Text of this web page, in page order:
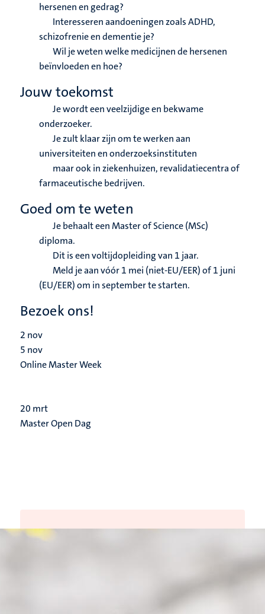
hersenen en gedrag?
Interesseren aandoeningen zoals ADHD,
schizofrenie en dementie je?
Wil je weten welke medicijnen de hersenen
beïnvloeden en hoe?
Jouw toekomst
Je wordt een veelzijdige en bekwame
onderzoeker.
Je zult klaar zijn om te werken aan
universiteiten en onderzoeksinstituten
maar ook in ziekenhuizen, revalidatiecentra of
farmaceutische bedrijven.
Goed om te weten
Je behaalt een Master of Science (MSc)
diploma.
Dit is een voltijdopleiding van 1 jaar.
Meld je aan vóór 1 mei (niet-EU/EER) of 1 juni
(EU/EER) om in september te starten.
Bezoek ons!
2 nov
5 nov
Online Master Week
20 mrt
Master Open Dag